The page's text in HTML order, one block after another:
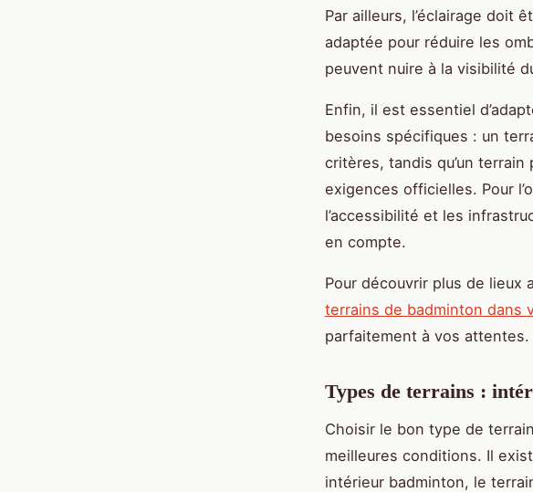
Par ailleurs, l’éclairage doit
adaptée pour réduire les
peuvent nuire à la visibilité
Enfin, il est essentiel
besoins spécifiques : un
critères, tandis qu’un
exigences officielles. Pour
l’accessibilité et les
en compte.
Pour découvrir plus de lieux
terrains de badminton dans
parfaitement à vos attentes.
Types de terrains :
Choisir le bon type de
meilleures conditions. Il
intérieur badminton, le